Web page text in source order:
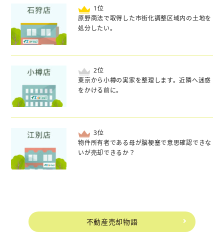
位
原野商法で取得した市街化調整区域内の土地を
処分したい。
位
東京から小樽の実家を整理します。近隣へ迷惑
をかける前に。
位
物件所有者である母が脳梗塞で意思確認できな
いが売却できるか？
不動産売却物語